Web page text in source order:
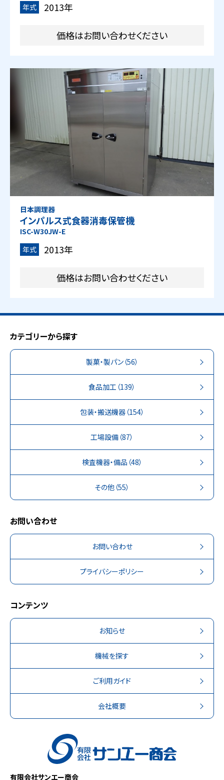
年式
2013年
価格はお問い合わせください
日本調理器
インパルス式食器消毒保管機
ISC-W30JW-E
年式
2013年
価格はお問い合わせください
カテゴリーから探す
製菓・製パン（56）
食品加工 （139）
包装・搬送機器（154）
工場設備 （87）
検査機器・備品 （48）
その他 （55）
お問い合わせ
お問い合わせ
プライバシーポリシー
コンテンツ
お知らせ
機械を探す
ご利用ガイド
会社概要
有限会社サンエー商会